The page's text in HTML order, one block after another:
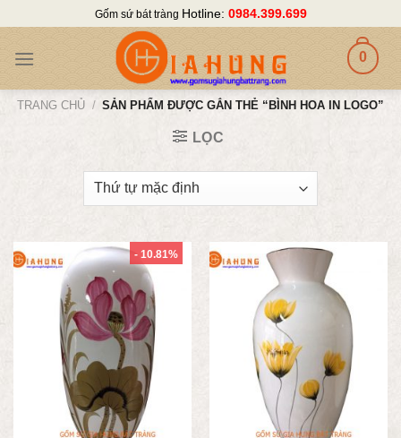
content
Gốm sứ bát tràng Hotline: 0984.399.699
0
TRANG CHỦ / SẢN PHẨM ĐƯỢC GẮN THẺ “BÌNH HOA IN LOGO”
LỌC
- 10.81%